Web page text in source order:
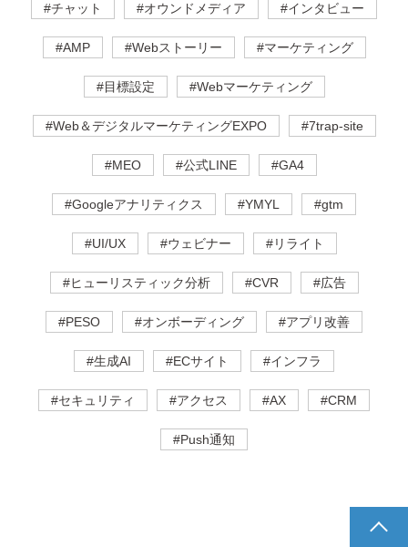
#チャット #オウンドメディア #インタビュー
#AMP #Webストーリー #マーケティング
#目標設定 #Webマーケティング
#Web＆デジタルマーケティングEXPO #7trap-site
#MEO #公式LINE #GA4
#Googleアナリティクス #YMYL #gtm
#UI/UX #ウェビナー #リライト
#ヒューリスティック分析 #CVR #広告
#PESO #オンボーディング #アプリ改善
#生成AI #ECサイト #インフラ
#セキュリティ #アクセス #AX #CRM
#Push通知